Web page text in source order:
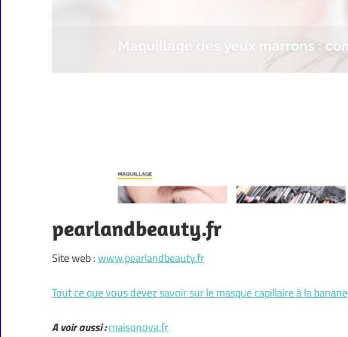
pearlandbeauty.fr
Site web :www.pearlandbeauty.fr
Tout ce que vous devez savoir sur le masque capillaire à la banane
A voir aussi :maisonova.fr